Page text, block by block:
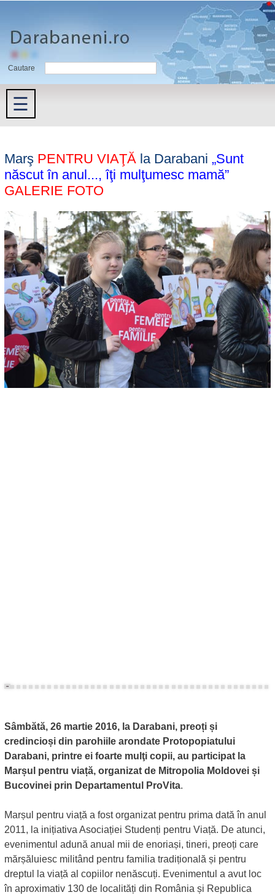
Cautare
☰
Marş PENTRU VIAŢĂla Darabani „Sunt
născut în anul..., îţi mulţumesc mamă”
GALERIE FOTO
Sâmbătă, 26 martie 2016, la Darabani, preoți și
credincioși din parohiile arondate Protopopiatului
Darabani, printre ei foarte mulţi copii, au participat la
Marșul pentru viață, organizat de Mitropolia Moldovei și
Bucovinei prin Departamentul ProVita.
Marșul pentru viață a fost organizat pentru prima dată în anul
2011, la inițiativa Asociației Studenți pentru Viață. De atunci,
evenimentul adună anual mii de enoriași, tineri, preoți care
mărșăluiesc militând pentru familia tradițională și pentru
dreptul la viață al copiilor nenăscuți. Evenimentul a avut loc
în aproximativ 130 de localități din România și Republica